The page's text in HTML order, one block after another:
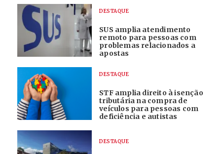
DESTAQUE
SUS amplia atendimento
remoto para pessoas com
problemas relacionados a
apostas
DESTAQUE
STF amplia direito à isenção
tributária na compra de
veículos para pessoas com
deficiência e autistas
DESTAQUE